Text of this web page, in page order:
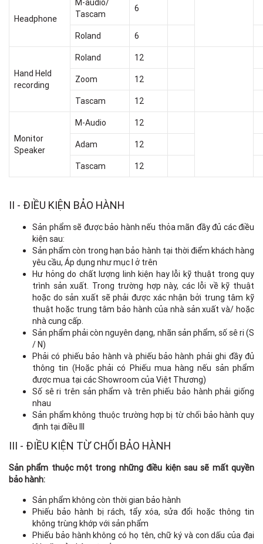
Headphone
M-audio/
Tascam
6
Roland 6
Hand Held
recording
Roland 12
Zoom 12
Tascam 12
Monitor
Speaker
M-Audio 12
Adam 12
Tascam 12
II - ĐIỀU KIỆN BẢO HÀNH
Sản phẩm sẽ được bảo hành nếu thỏa mãn đầy đủ các điều
kiện sau:
Sản phẩm còn trong hạn bảo hành tại thời điểm khách hàng
yêu cầu, Áp dụng như mục I ở trên
Hư hỏng do chất lượng linh kiện hay lỗi kỹ thuật trong quy
trình sản xuất. Trong trường hợp này, các lỗi về kỹ thuật
hoặc do sản xuất sẽ phải được xác nhận bởi trung tâm kỹ
thuật hoặc trung tâm bảo hành của nhà sản xuất và/ hoặc
nhà cung cấp.
Sản phẩm phải còn nguyên dạng, nhãn sản phẩm, số sê ri (S
/ N)
Phải có phiếu bảo hành và phiếu bảo hành phải ghi đầy đủ
thông tin (Hoặc phải có Phiếu mua hàng nếu sản phẩm
được mua tại các Showroom của Việt Thương)
Số sê ri trên sản phẩm và trên phiếu bảo hành phải giống
nhau
Sản phẩm không thuộc trường hợp bị từ chối bảo hành quy
định tại điều III
III - ĐIỀU KIỆN TỪ CHỐI BẢO HÀNH
Sản phẩm thuộc một trong những điều kiện sau sẽ mất quyền
bảo hành:
Sản phẩm không còn thời gian bảo hành
Phiếu bảo hành bị rách, tẩy xóa, sửa đổi hoặc thông tin
không trùng khớp với sản phẩm
Phiếu bảo hành không có họ tên, chữ ký và con dấu của đại